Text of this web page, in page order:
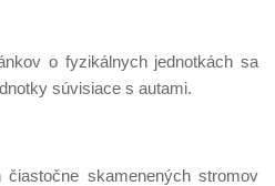
o fyzikálnych jednotkách sa
súvisiace s autami.
skamenených stromov